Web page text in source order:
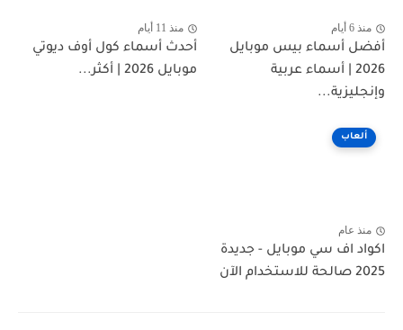
منذ 6 أيام
أفضل أسماء بيس موبايل
2026 | أسماء عربية
وإنجليزية...
منذ 11 أيام
أحدث أسماء كول أوف ديوتي
موبايل 2026 | أكثر...
ألعاب
منذ عام
اكواد اف سي موبايل - جديدة
2025 صالحة للاستخدام الآن